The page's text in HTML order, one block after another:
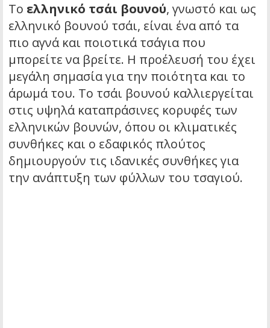
Το ελληνικό τσάι βουνού, γνωστό και ως
ελληνικό βουνού τσάι, είναι ένα από τα
πιο αγνά και ποιοτικά τσάγια που
μπορείτε να βρείτε. Η προέλευσή του έχει
μεγάλη σημασία για την ποιότητα και το
άρωμά του. Το τσάι βουνού καλλιεργείται
στις υψηλά καταπράσινες κορυφές των
ελληνικών βουνών, όπου οι κλιματικές
συνθήκες και ο εδαφικός πλούτος
δημιουργούν τις ιδανικές συνθήκες για
την ανάπτυξη των φύλλων του τσαγιού.